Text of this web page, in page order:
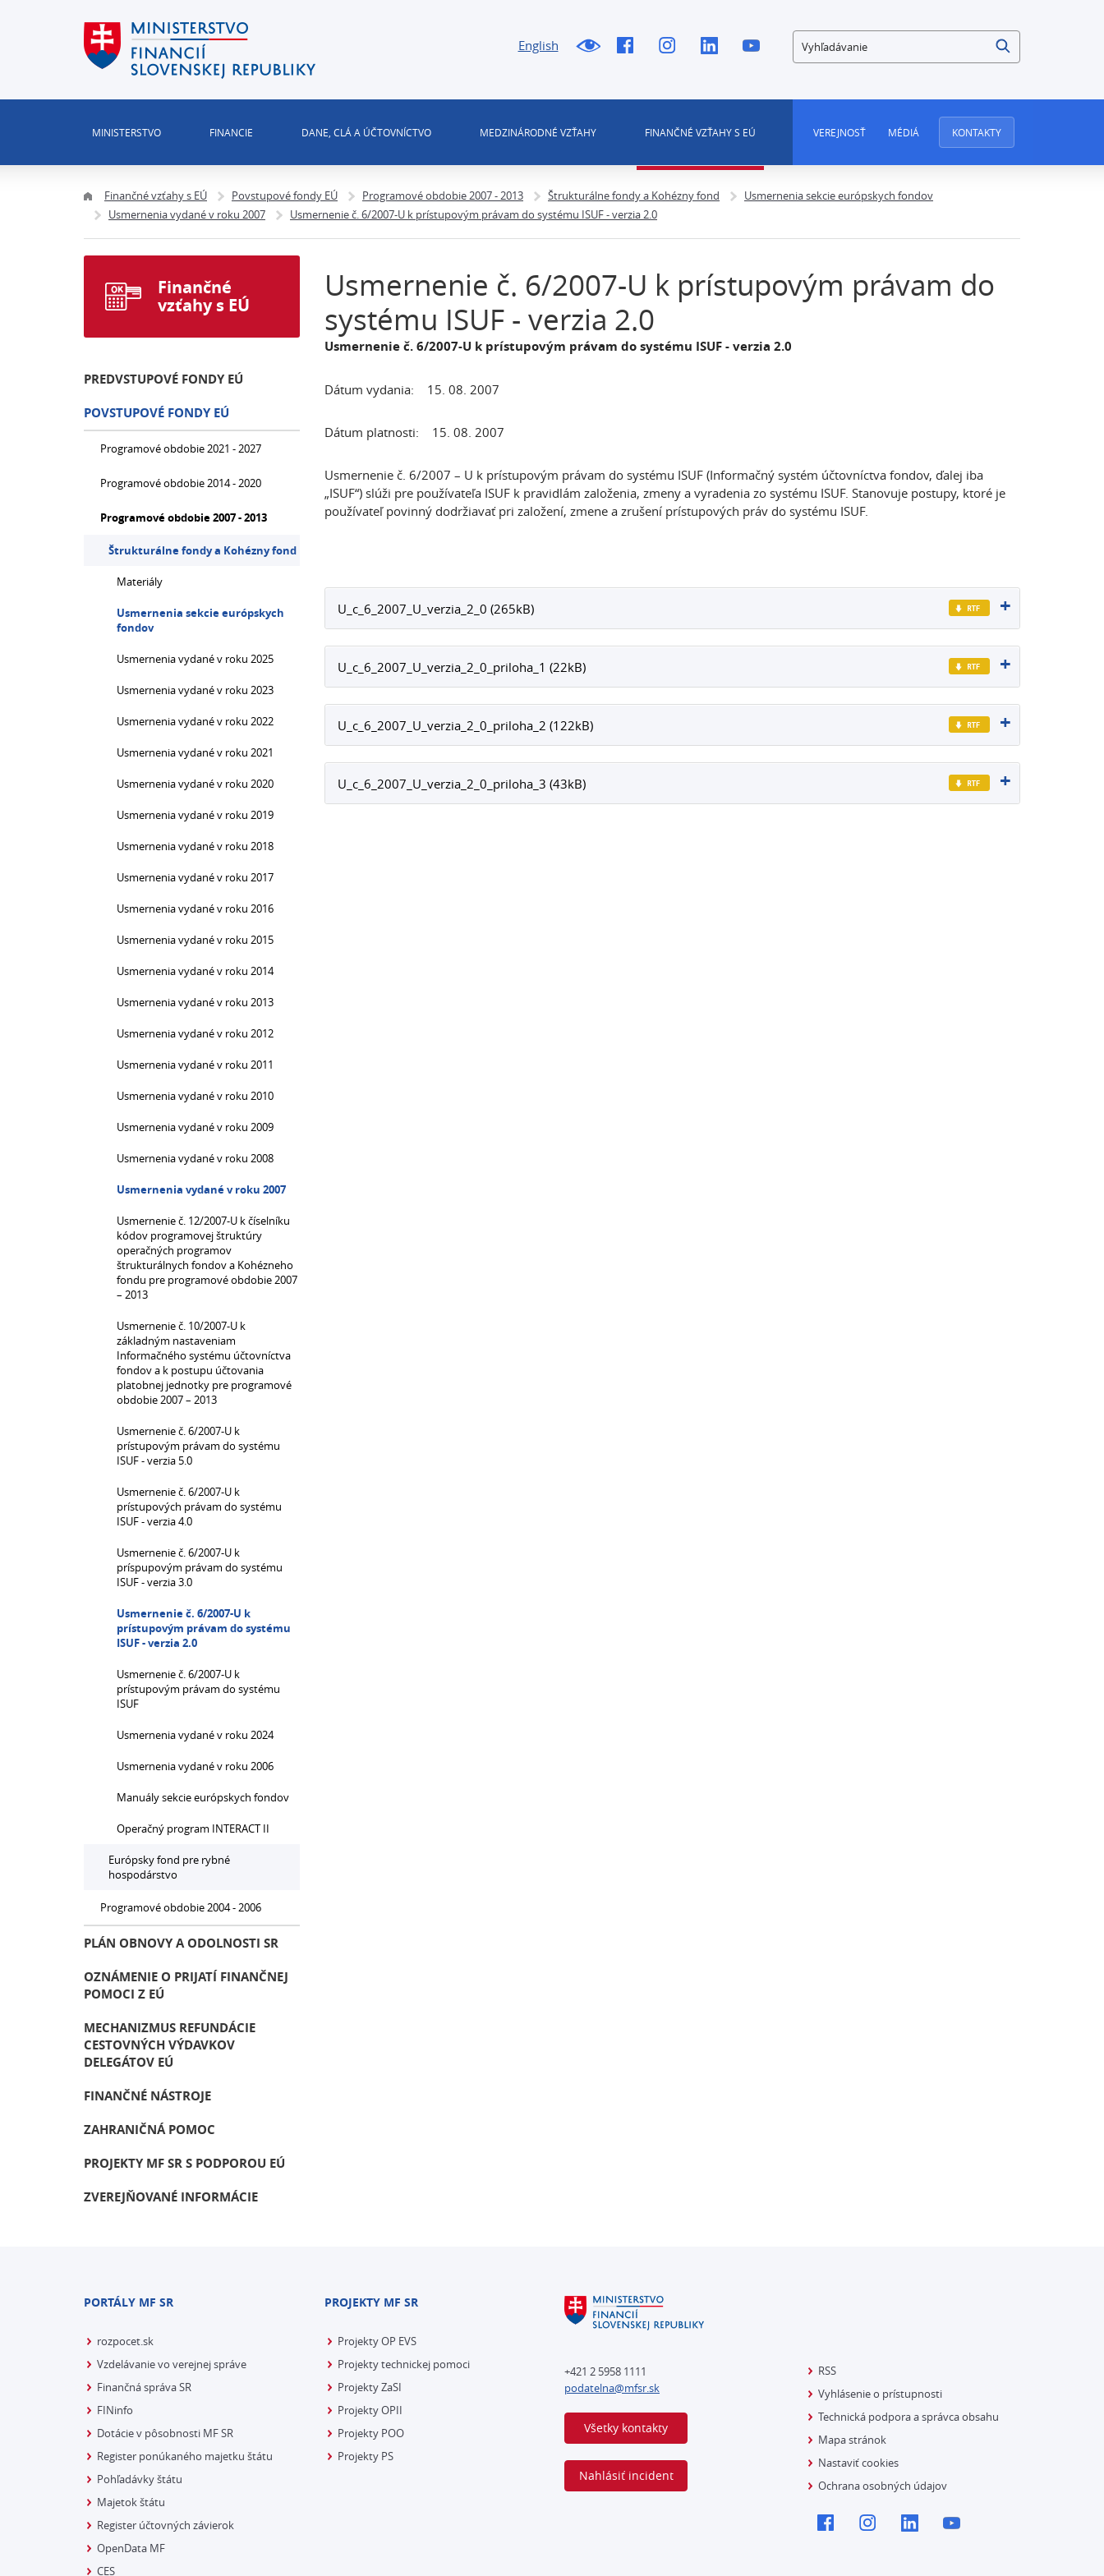
English Vyhľadávanie
MINISTERSTVO FINANCIE DANE, CLÁ A ÚČTOVNÍCTVO MEDZINÁRODNÉ VZŤAHY FINANČNÉ VZŤAHY S EÚ VEREJNOSŤ MÉDIÁ KONTAKTY
Finančné vzťahy s EÚ Povstupové fondy EÚ Programové obdobie 2007 - 2013 Štrukturálne fondy a Kohézny fond
Usmernenia sekcie európskych fondov
Usmernenia vydané v roku 2007
Usmernenie č. 6/2007-U k prístupovým právam do systému ISUF - verzia 2.0
Usmernenie č. 6/2007-U k prístupovým právam do
systému ISUF - verzia 2.0
Usmernenie č. 6/2007-U k prístupovým právam do systému ISUF - verzia 2.0
Dátum vydania: 15. 08. 2007
Dátum platnosti: 15. 08. 2007
Usmernenie č. 6/2007 – U k prístupovým právam do systému ISUF (Informačný systém účtovníctva fondov, ďalej iba
„ISUF“) slúži pre používateľa ISUF k pravidlám založenia, zmeny a vyradenia zo systému ISUF. Stanovuje postupy, ktoré je
používateľ povinný dodržiavať pri založení, zmene a zrušení prístupových práv do systému ISUF.
U_c_6_2007_U_verzia_2_0 (265kB)
U_c_6_2007_U_verzia_2_0_priloha_1 (22kB)
U_c_6_2007_U_verzia_2_0_priloha_2 (122kB)
U_c_6_2007_U_verzia_2_0_priloha_3 (43kB)
Finančné
vzťahy s EÚ
PREDVSTUPOVÉ FONDY EÚ
POVSTUPOVÉ FONDY EÚ
Programové obdobie 2021 - 2027
Programové obdobie 2014 - 2020
Programové obdobie 2007 - 2013
Štrukturálne fondy a Kohézny fond
Materiály
Usmernenia sekcie európskych
fondov
Usmernenia vydané v roku 2025
Usmernenia vydané v roku 2023
Usmernenia vydané v roku 2022
Usmernenia vydané v roku 2021
Usmernenia vydané v roku 2020
Usmernenia vydané v roku 2019
Usmernenia vydané v roku 2018
Usmernenia vydané v roku 2017
Usmernenia vydané v roku 2016
Usmernenia vydané v roku 2015
Usmernenia vydané v roku 2014
Usmernenia vydané v roku 2013
Usmernenia vydané v roku 2012
Usmernenia vydané v roku 2011
Usmernenia vydané v roku 2010
Usmernenia vydané v roku 2009
Usmernenia vydané v roku 2008
Usmernenia vydané v roku 2007
Usmernenie č. 12/2007-U k číselníku
kódov programovej štruktúry
operačných programov
štrukturálnych fondov a Kohézneho
fondu pre programové obdobie 2007
– 2013
Usmernenie č. 10/2007-U k
základným nastaveniam
Informačného systému účtovníctva
fondov a k postupu účtovania
platobnej jednotky pre programové
obdobie 2007 – 2013
Usmernenie č. 6/2007-U k
prístupovým právam do systému
ISUF - verzia 5.0
Usmernenie č. 6/2007-U k
prístupových právam do systému
ISUF - verzia 4.0
Usmernenie č. 6/2007-U k
príspupovým právam do systému
ISUF - verzia 3.0
Usmernenie č. 6/2007-U k
prístupovým právam do systému
ISUF - verzia 2.0
Usmernenie č. 6/2007-U k
prístupovým právam do systému
ISUF
Usmernenia vydané v roku 2024
Usmernenia vydané v roku 2006
Manuály sekcie európskych fondov
Operačný program INTERACT II
Európsky fond pre rybné
hospodárstvo
Programové obdobie 2004 - 2006
PLÁN OBNOVY A ODOLNOSTI SR
OZNÁMENIE O PRIJATÍ FINANČNEJ
POMOCI Z EÚ
MECHANIZMUS REFUNDÁCIE
CESTOVNÝCH VÝDAVKOV
DELEGÁTOV EÚ
FINANČNÉ NÁSTROJE
ZAHRANIČNÁ POMOC
PROJEKTY MF SR S PODPOROU EÚ
ZVEREJŇOVANÉ INFORMÁCIE
PORTÁLY MF SR
rozpocet.sk
Vzdelávanie vo verejnej správe
Finančná správa SR
FINinfo
Dotácie v pôsobnosti MF SR
Register ponúkaného majetku štátu
Pohľadávky štátu
Majetok štátu
Register účtovných závierok
OpenData MF
CES
PROJEKTY MF SR
Projekty OP EVS
Projekty technickej pomoci
Projekty ZaSI
Projekty OPII
Projekty POO
Projekty PS
+421 2 5958 1111
podatelna@mfsr.sk
Všetky kontakty
Nahlásiť incident
RSS
Vyhlásenie o prístupnosti
Technická podpora a správca obsahu
Mapa stránok
Nastaviť cookies
Ochrana osobných údajov